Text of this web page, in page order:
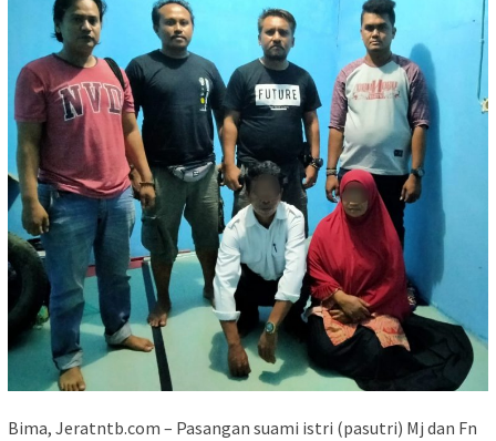
Bima, Jeratntb.com – Pasangan suami istri (pasutri) Mj dan Fn